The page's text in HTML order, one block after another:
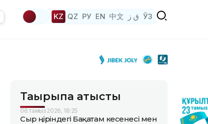
KZ QZ РУ EN 中文 ق ز ЎЗ
Тақырыпқа қатысты
06 тамыз 2026, 18:25
Сыр өңіріндегі Бақатам кесенесі мен